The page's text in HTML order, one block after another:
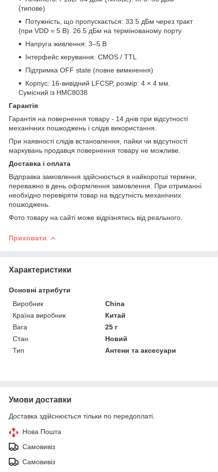
(типове)
Потужність, що пропускається: 33.5 дБм через тракт
(при VDD = 5 В). 26.5 дБм на термінованому порту
Напруга живлення: 3–5 В
Інтерфейс керування: CMOS / TTL
Підтримка OFF state (повне вимкнення)
Корпус: 16-вивідний LFCSP, розмір: 4 × 4 мм.
Сумісний із HMC8038
Гарантія
Гарантія на повернення товару - 14 днів при відсутності
механічних пошкоджень і слідів використання.
При наявності слідів встановлення, пайки чи відсутності
маркувань продавця повернення товару не можливе.
Доставка і оплата
Відправка замовлення здійснюється в найкоротші терміни,
переважно в день оформлення замовлення. При отриманні
необхідно перевіряти товар на відсутність механічних
пошкоджень.
Фото товару на сайті може відрізнятись від реального.
Приховати
Характеристики
Основні атрибути
Виробник
China
Країна виробник
Китай
Вага
25 г
Стан
Новий
Тип
Антени та аксесуари
Умови доставки
Доставка здійснюється тільки по передоплаті.
Нова Пошта
Самовивіз
Самовивіз